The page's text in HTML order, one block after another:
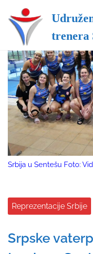
trenera
Srbija u Sentešu Foto:
Reprezentacije Srbije
Srpske